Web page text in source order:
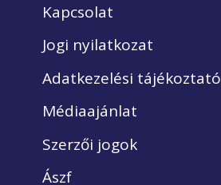
Kapcsolat
Jogi nyilatkozat
Adatkezelési tájékoztató
Médiaajánlat
Szerzői jogok
Ászf